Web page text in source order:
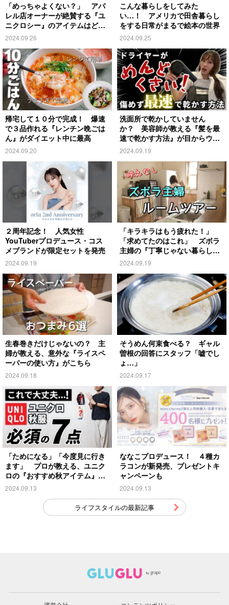
「めっちゃよくない？」 アパ
レル店オーナーが絶賛する『ユ
ニクロシー』のアイテムはど
れ？
2024.09.26
こんな暮らしをしてみた
い…！ アメリカで田舎暮らし
をする日常がまるで絵本の世界
2024.09.25
帰宅して１０分で完成！ 爆速
で３品作れる『レンチン晩ごは
ん』がダイエット中に最高
2024.09.20
洗面所で乾かしていません
か？ 美容師が教える『髪を最
速で乾かす方法』が目からウロ
コ
2024.09.19
２周年記念！ 人気女性
YouTuberプロデュース・コス
メブランドが限定セットを発売
2024.09.19
「キラキラはもう疲れた！」
「求めてたのはこれ」 ズボラ
主婦の『丁寧じゃない暮らし』
がこちら
2024.09.19
生春巻きだけじゃないの？ 主
婦が教える、意外な『ライスペ
ーパーの使い方』がこちら
2024.09.18
そうめん何束食べる？ ギャル
曽根の回答にスタッフ「嘘でし
ょ…」
2024.09.17
「ためになる」「今度見に行き
ます」 プロが教える、ユニク
ロの『おすすめ秋アイテム』が
こちら
2024.09.13
ななこプロデュース！ ４種カ
ラコンが新発売、プレゼントキ
ャンペーンも
2024.09.13
ライフスタイルの最新記事